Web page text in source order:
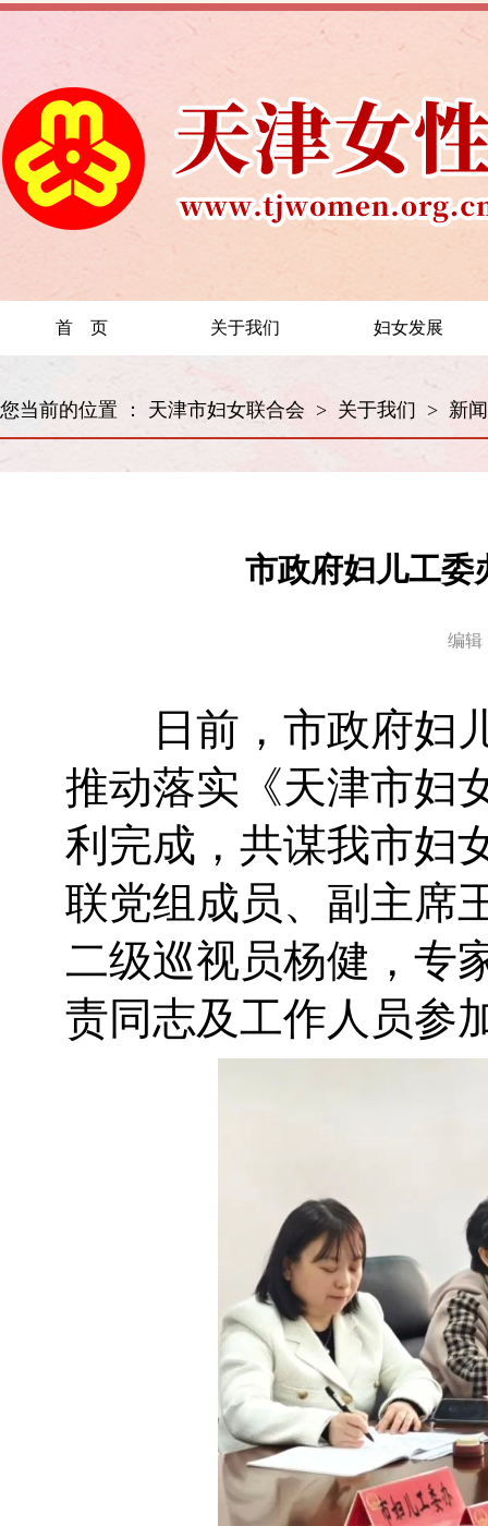
首 页 关于我们 妇女发展
您当前的位置 ： 天津市妇女联合会 > 关于我们 > 新
市政府妇儿工委
编
日前，市政府妇儿
推动落实《天津市妇
利完成，共谋我市妇
联党组成员、副主席
二级巡视员杨健，专
责同志及工作人员参